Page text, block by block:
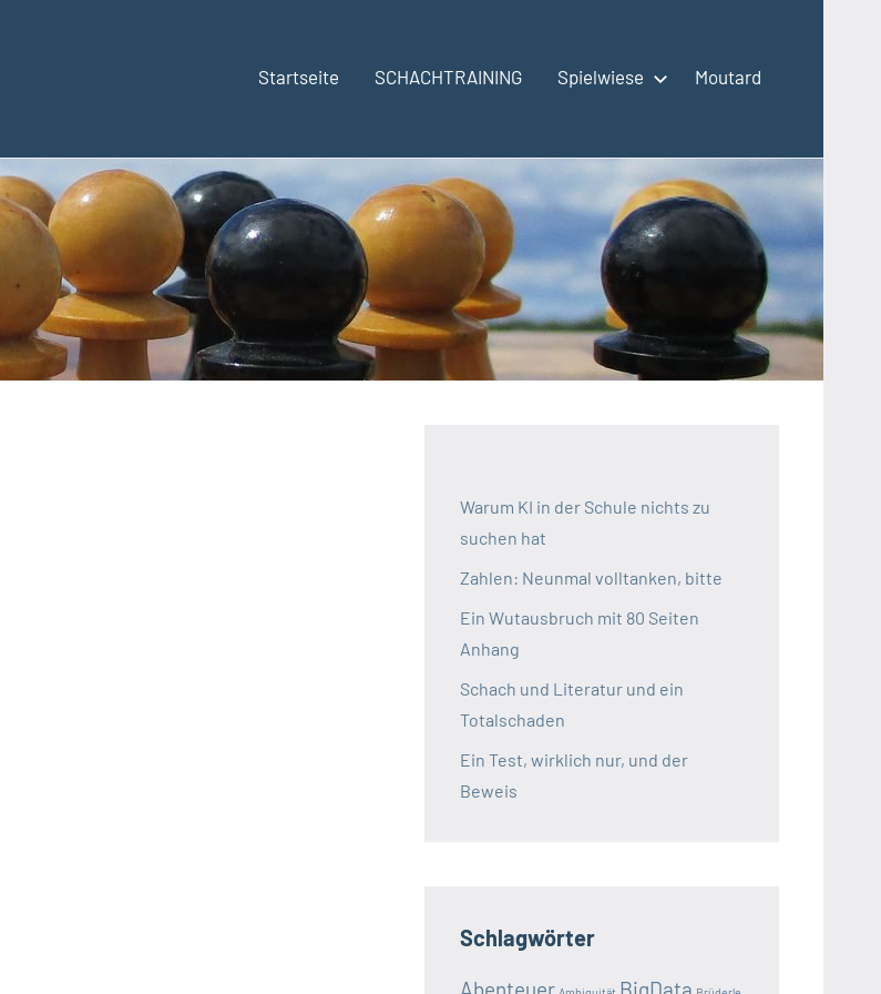
Startseite SCHACHTRAINING Spielwiese Moutard
Warum KI in der Schule nichts zu
suchen hat
Zahlen: Neunmal volltanken, bitte
Ein Wutausbruch mit 80 Seiten
Anhang
Schach und Literatur und ein
Totalschaden
Ein Test, wirklich nur, und der
Beweis
Schlagwörter